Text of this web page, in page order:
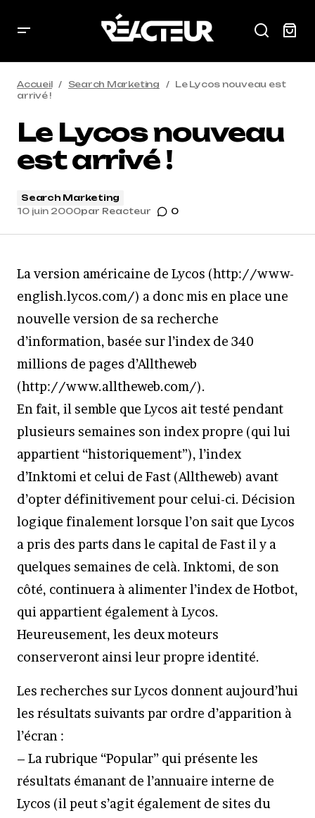
Accueil Search Marketing
Le Lycos nouveau est
arrivé !
Le Lycos nouveau
est arrivé !
Search Marketing
10 juin 2000par Reacteur 0
La version américaine de Lycos (http://www-
english.lycos.com/) a donc mis en place une
nouvelle version de sa recherche
d’information, basée sur l’index de 340
millions de pages d’Alltheweb
(http://www.alltheweb.com/).
En fait, il semble que Lycos ait testé pendant
plusieurs semaines son index propre (qui lui
appartient “historiquement”), l’index
d’Inktomi et celui de Fast (Alltheweb) avant
d’opter définitivement pour celui-ci. Décision
logique finalement lorsque l’on sait que Lycos
a pris des parts dans le capital de Fast il y a
quelques semaines de celà. Inktomi, de son
côté, continuera à alimenter l’index de Hotbot,
qui appartient également à Lycos.
Heureusement, les deux moteurs
conserveront ainsi leur propre identité.
Les recherches sur Lycos donnent aujourd’hui
les résultats suivants par ordre d’apparition à
l’écran :
– La rubrique “Popular” qui présente les
résultats émanant de l’annuaire interne de
Lycos (il peut s’agit également de sites du